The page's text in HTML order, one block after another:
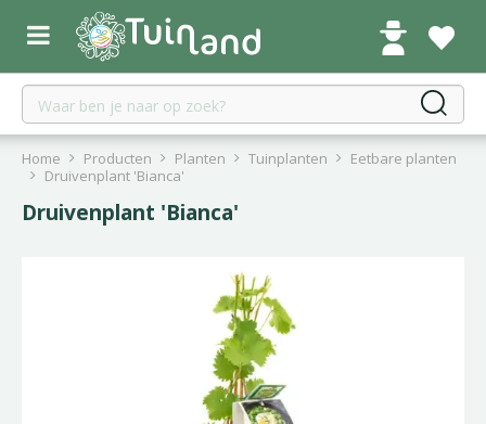
r
Home Producten Planten Tuinplanten
Eetbare planten
Druivenplant 'Bianca'
Druivenplant 'Bianca'